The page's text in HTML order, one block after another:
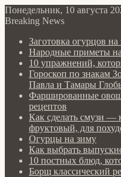
Понедельник, 10 августа
Breaking News
Заготовка огурцов на
Народные приметы
10 упражнений,
Гороскоп по знакам
Павла и Тамары
Фаршированные
рецептов
Как сделать cмузи —
фруктовый, для
Огурцы на зиму
Как выбрать
10 постных блюд,
Борщ классический